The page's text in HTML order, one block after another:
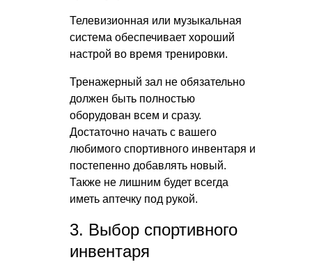
Телевизионная или музыкальная
система обеспечивает хороший
настрой во время тренировки.
Тренажерный зал не обязательно
должен быть полностью
оборудован всем и сразу.
Достаточно начать с вашего
любимого спортивного инвентаря и
постепенно добавлять новый.
Также не лишним будет всегда
иметь аптечку под рукой.
3. Выбор спортивного
инвентаря